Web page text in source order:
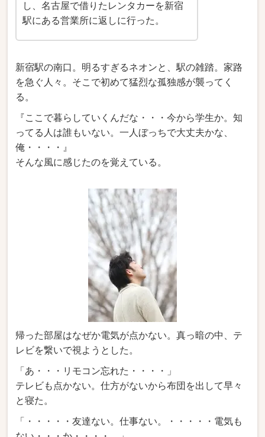
し、名古屋で借りたレンタカーを新宿
駅にある営業所に返しに行った。
新宿駅の南口。明るすぎるネオンと、駅の雑踏。家路
を急ぐ人々。そこで初めて猛烈な孤独感が襲ってく
る。
『ここで暮らしていくんだな・・・今から学生か。知
ってる人は誰もいない。一人ぼっちで大丈夫かな、
俺・・・・』
そんな風に感じたのを覚えている。
帰った部屋はなぜか電気が点かない。真っ暗の中、テ
レビを繋いで視ようとした。
「あ・・・リモコン忘れた・・・・」
テレビも点かない。仕方がないから布団を出して早々
と寝た。
「・・・・・友達ない。仕事ない。・・・・・電気も